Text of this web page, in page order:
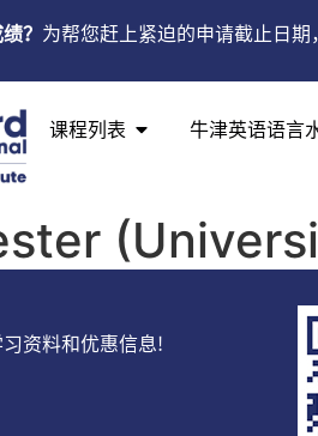
？ 为帮您赶上紧迫的申请截止日期
课程列表 牛津英语语言
资料和优惠信息!